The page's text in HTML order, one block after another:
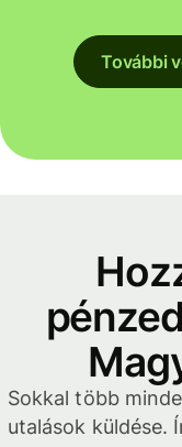
További
Sokkal több
utalások küldése.